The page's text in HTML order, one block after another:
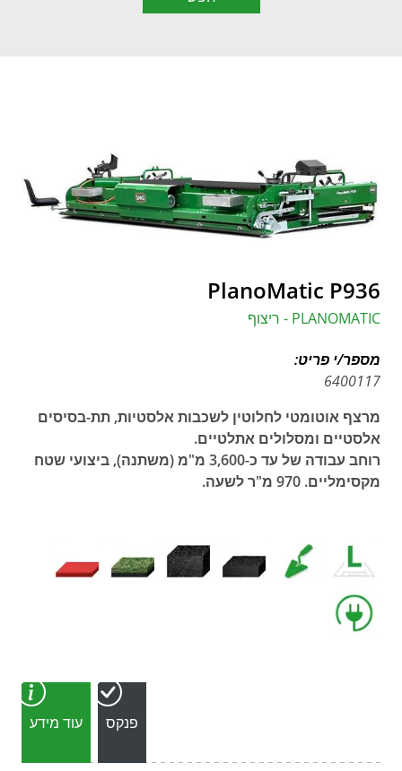
PlanoMatic P936
PLANOMATIC - ריצוף
מספר/י פריט:
6400117
מרצף אוטומטי לחלוטין לשכבות אלסטיות, תת-בסיסים
אלסטיים ומסלולים אתלטיים.
רוחב עבודה של עד כ-3,600 מ"מ (משתנה), ביצועי שטח
מקסימליים. 970 מ"ר לשעה.
פנקס עוד מידע